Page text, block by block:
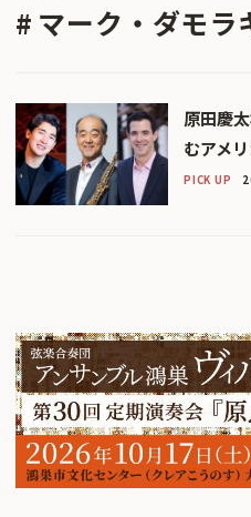
マーク・ダモラ
原田慶
むアメ
PICK UP